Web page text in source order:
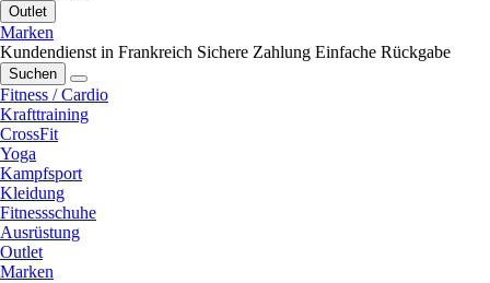
Outlet
Marken
Kundendienst in Frankreich Sichere Zahlung Einfache Rückgabe
Suchen
Fitness / Cardio
Krafttraining
CrossFit
Yoga
Kampfsport
Kleidung
Fitnessschuhe
Ausrüstung
Outlet
Marken